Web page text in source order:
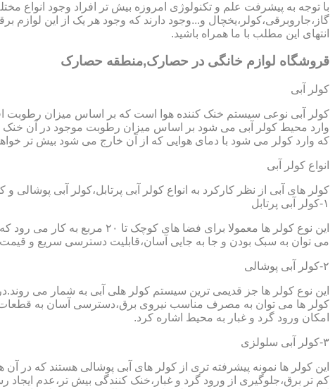
با توجه به پیشرفت علم و تکنولوژی امروزه بیش تر افراد وجود انواع
گاز،جاروبرقی،کولر،یخچال و...وجود دارند که وجود هر یک از این
انتهای این مطلب با ما همراه باشید.
قروشگاه لوازم خانگی در حصارک,منطقه حصارک
کولر آبی
کولر آبی نوعی سیستم خنک کننده هوا است که بر اساس میزان رطوبت
وارد محیط کولر آبی می شود بر اساس میزان رطوبت موجود در آن
که وارد کولر می شود با دمای هوایی که از آن خارج می شود بیش تر
انواع کولر آبی
کولر های آبی از نظر کارکرد به انواع کولر آبی پرتابل،کولر آبی
۱-کولر آبی پرتابل
این نوع کولر ها معمولا
می توان به سبک بودن و جا به جایی آسان،قابلیت دسترسی سریع و
۲-کولر آبی پوشالی
این نوع کولر ها جز قدیمی ترین سیستم کولر هلی آبی به شمار می
کولر ها می توان به مصرف مناسب نیروی برق،دسترسی آسان به
امکان ورود گرد و غبار به محیط اشاره کرد.
۳-کولر آبی سلولزی
این کولر ها نمونه پیشرفته تری از کولر های آبی پوشالی هستند که
کم تر برق،جلوگیری از ورود گرد و غبار،خنک کنندگی بیش تر،عدم